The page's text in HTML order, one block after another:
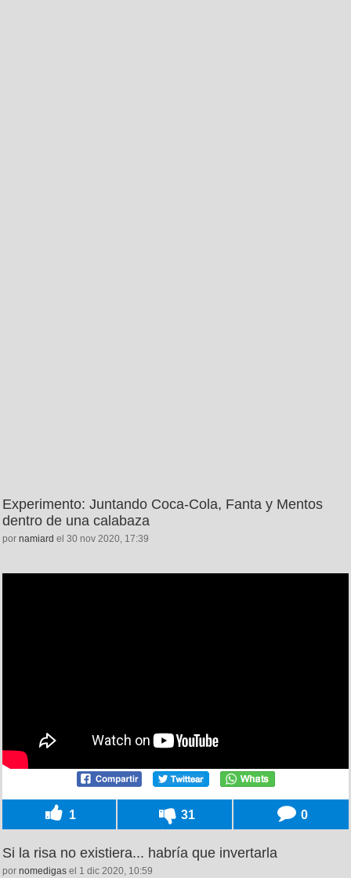
Experimento: Juntando Coca-Cola, Fanta y Mentos
dentro de una calabaza
por namiard el 30 nov 2020, 17:39
1 31 0
Si la risa no existiera... habría que invertarla
por nomedigas el 1 dic 2020, 10:59